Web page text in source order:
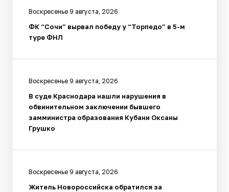
Воскресенье 9 августа, 2026
ФК “Сочи” вырвал победу у “Торпедо” в 5-м
туре ФНЛ
Воскресенье 9 августа, 2026
В суде Краснодара нашли нарушения в
обвинительном заключении бывшего
замминистра образования Кубани Оксаны
Грушко
Воскресенье 9 августа, 2026
Житель Новороссийска обратился за